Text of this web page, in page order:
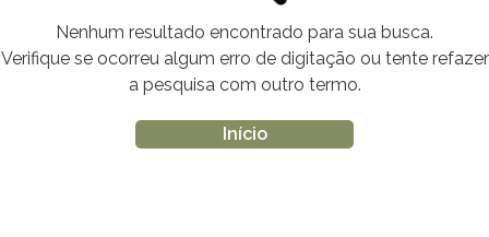
Nenhum resultado encontrado para sua busca.
Verifique se ocorreu algum erro de digitação ou tente refazer
a pesquisa com outro termo.
Início